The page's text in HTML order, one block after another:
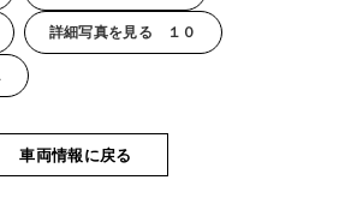
詳細写真を見る １０
車両情報に戻る